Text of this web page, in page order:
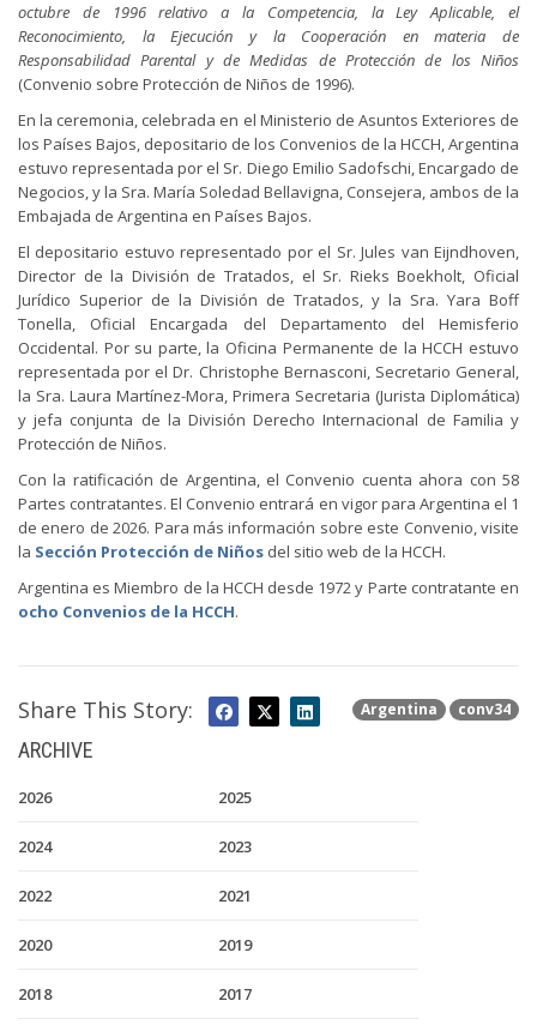
octubre de 1996 relativo a la Competencia, la Ley Aplicable, el
Reconocimiento, la Ejecución y la Cooperación en materia de
Responsabilidad Parental y de Medidas de Protección de los Niños
(Convenio sobre Protección de Niños de 1996).
En la ceremonia, celebrada en el Ministerio de Asuntos Exteriores de
los Países Bajos, depositario de los Convenios de la HCCH, Argentina
estuvo representada por el Sr. Diego Emilio Sadofschi, Encargado de
Negocios, y la Sra. María Soledad Bellavigna, Consejera, ambos de la
Embajada de Argentina en Países Bajos.
El depositario estuvo representado por el Sr. Jules van Eijndhoven,
Director de la División de Tratados, el Sr. Rieks Boekholt, Oficial
Jurídico Superior de la División de Tratados, y la Sra. Yara Boff
Tonella, Oficial Encargada del Departamento del Hemisferio
Occidental. Por su parte, la Oficina Permanente de la HCCH estuvo
representada por el Dr. Christophe Bernasconi, Secretario General,
la Sra. Laura Martínez-Mora, Primera Secretaria (Jurista Diplomática)
y jefa conjunta de la División Derecho Internacional de Familia y
Protección de Niños.
Con la ratificación de Argentina, el Convenio cuenta ahora con 58
Partes contratantes. El Convenio entrará en vigor para Argentina el 1
de enero de 2026. Para más información sobre este Convenio, visite
la Sección Protección de Niños del sitio web de la HCCH.
Argentina es Miembro de la HCCH desde 1972 y Parte contratante en
ocho Convenios de la HCCH.
Argentina conv34
Share This Story:
ARCHIVE
2026 2025
2024 2023
2022 2021
2020 2019
2018 2017